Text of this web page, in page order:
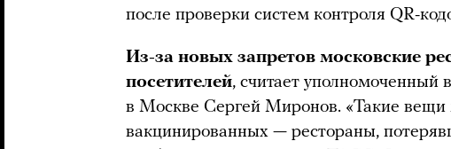
после проверки систем контроля QR-
Из-за новых запретов московские
посетителей, считает уполномоченный
в Москве Сергей Миронов. «Такие вещи
вакцинированных — рестораны,